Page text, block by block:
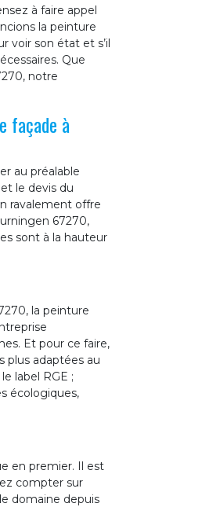
à faire appel
la peinture
voir son état et s’il
Que
notre
façade à
au préalable
le devis du
ravalement offre
67270,
sont à la hauteur
la peinture
Et pour ce faire,
plus adaptées au
label RGE ;
écologiques,
en premier. Il est
compter sur
domaine depuis